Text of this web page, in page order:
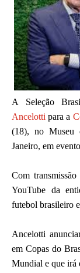
A Seleção
Ancelotti para a
(18), no Museu
Janeiro, em
Com
YouTube da
futebol brasileiro
Ancelotti
em Copas do
Mundial e que irá